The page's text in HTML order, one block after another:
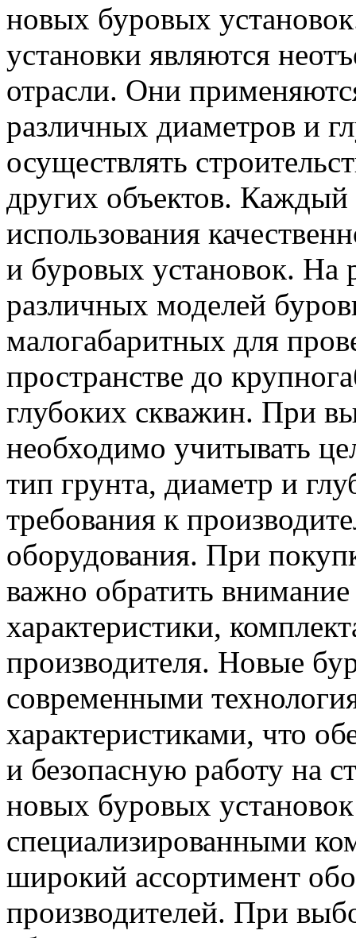
новых буровых
установки являются
отрасли. Они
различных диаметров и
осуществлять
других объектов. Каждый
использования
и буровых установок. На
различных моделей
малогабаритных для
пространстве до
глубоких скважин. При
необходимо учитывать
тип грунта, диаметр и
требования к
оборудования. При
важно обратить внимание
характеристики,
производителя. Новые
современными
характеристиками, что
и безопасную работу на
новых буровых
специализированными
широкий ассортимент
производителей. При